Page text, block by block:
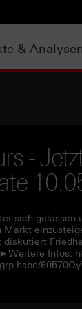
& Analysen
-
sich gelassen
Infos: